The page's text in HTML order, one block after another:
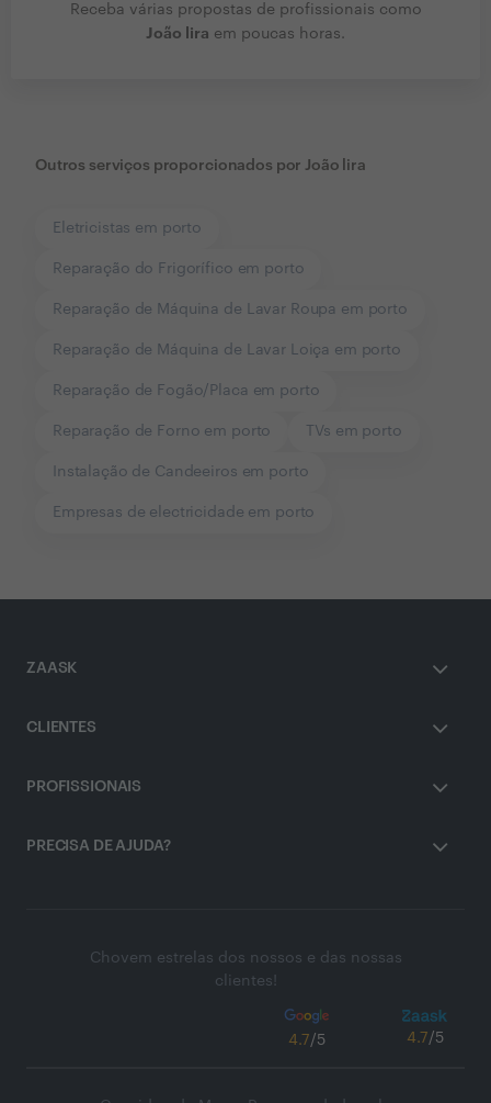
Receba várias propostas de profissionais como
João lira em poucas horas.
Outros serviços proporcionados por João lira
Eletricistas em porto
Reparação do Frigorífico em porto
Reparação de Máquina de Lavar Roupa em porto
Reparação de Máquina de Lavar Loiça em porto
Reparação de Fogão/Placa em porto
Reparação de Forno em porto TVs em porto
Instalação de Candeeiros em porto
Empresas de electricidade em porto
ZAASK
CLIENTES
PROFISSIONAIS
PRECISA DE AJUDA?
Chovem estrelas dos nossos e das nossas
clientes!
4.7/5 4.7/5